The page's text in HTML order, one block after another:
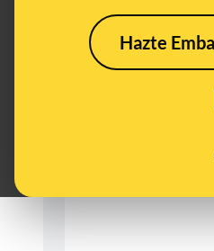
Hazte
Cuidado con
supuesto SMS